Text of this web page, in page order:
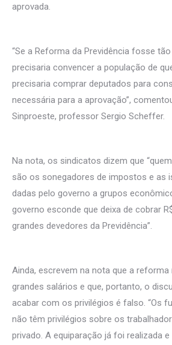
aprovada.
“Se a Reforma da Previdência fosse
precisaria convencer a população de
precisaria comprar deputados para
necessária para a aprovação”,
Sinproeste, professor Sergio Scheffer.
Na nota, os sindicatos dizem que
são os sonegadores de impostos e as
dadas pelo governo a grupos
governo esconde que deixa de cobrar
grandes devedores da Previdência”.
Ainda, escrevem na nota que a
grandes salários e que, portanto, o
acabar com os privilégios é falso. “Os
não têm privilégios sobre os
privado. A equiparação já foi realizada